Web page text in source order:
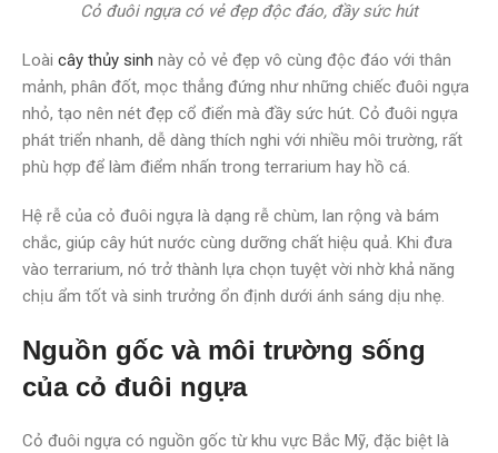
Cỏ đuôi ngựa có vẻ đẹp độc đáo, đầy sức hút
Loài cây thủy sinh này cỏ vẻ đẹp vô cùng độc đáo với thân
mảnh, phân đốt, mọc thẳng đứng như những chiếc đuôi ngựa
nhỏ, tạo nên nét đẹp cổ điển mà đầy sức hút. Cỏ đuôi ngựa
phát triển nhanh, dễ dàng thích nghi với nhiều môi trường, rất
phù hợp để làm điểm nhấn trong terrarium hay hồ cá.
Hệ rễ của cỏ đuôi ngựa là dạng rễ chùm, lan rộng và bám
chắc, giúp cây hút nước cùng dưỡng chất hiệu quả. Khi đưa
vào terrarium, nó trở thành lựa chọn tuyệt vời nhờ khả năng
chịu ẩm tốt và sinh trưởng ổn định dưới ánh sáng dịu nhẹ.
Nguồn gốc và môi trường sống
của cỏ đuôi ngựa
Cỏ đuôi ngựa có nguồn gốc từ khu vực Bắc Mỹ, đặc biệt là